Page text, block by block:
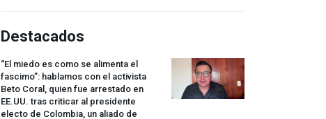
Destacados
“El miedo es como se alimenta el
fascimo”: hablamos con el activista
Beto Coral, quien fue arrestado en
EE.UU. tras criticar al presidente
electo de Colombia, un aliado de